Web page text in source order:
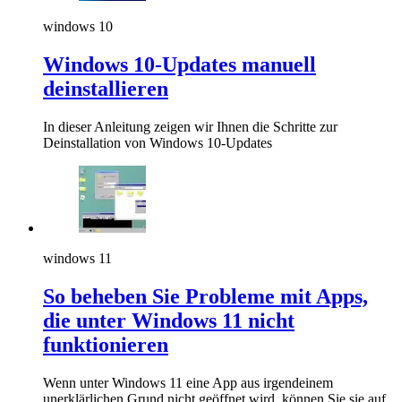
windows 10
Windows 10-Updates manuell
deinstallieren
In dieser Anleitung zeigen wir Ihnen die Schritte zur
Deinstallation von Windows 10-Updates
windows 11
So beheben Sie Probleme mit Apps,
die unter Windows 11 nicht
funktionieren
Wenn unter Windows 11 eine App aus irgendeinem
unerklärlichen Grund nicht geöffnet wird, können Sie sie auf